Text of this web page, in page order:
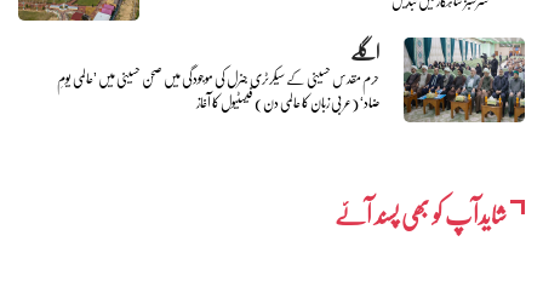
اگلے
حرم مقدس حسینی کے سیکرٹری جنرل کی موجودگی میں صحن حسینی میں ’عالمی یومِ
ضاد‘ (عربی زبان کا عالمی دن) فیسٹیول کا آغاز
شایدآپ کو بھی پسند آئے